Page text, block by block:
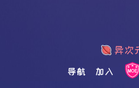
导航 加入